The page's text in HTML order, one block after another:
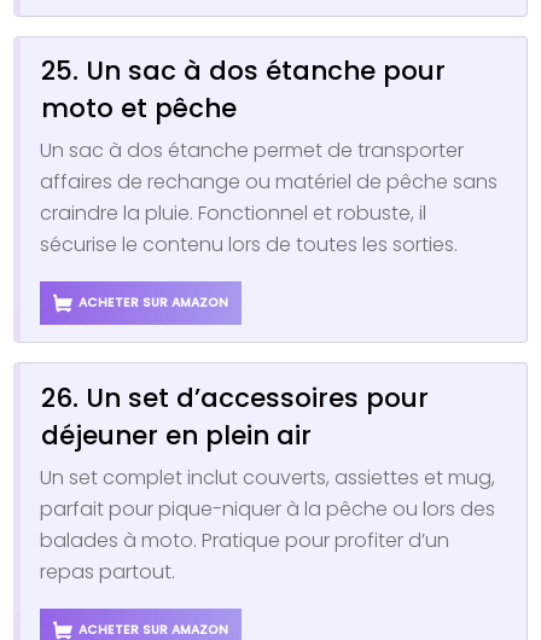
25. Un sac à dos étanche pour
moto et pêche
Un sac à dos étanche permet de transporter
affaires de rechange ou matériel de pêche sans
craindre la pluie. Fonctionnel et robuste, il
sécurise le contenu lors de toutes les sorties.
ACHETER SUR AMAZON
26. Un set d’accessoires pour
déjeuner en plein air
Un set complet inclut couverts, assiettes et mug,
parfait pour pique-niquer à la pêche ou lors des
balades à moto. Pratique pour profiter d’un
repas partout.
ACHETER SUR AMAZON